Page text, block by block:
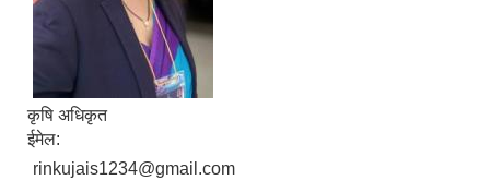
कृषि अधिकृत
ईमेल:
rinkujais1234@gmail.com